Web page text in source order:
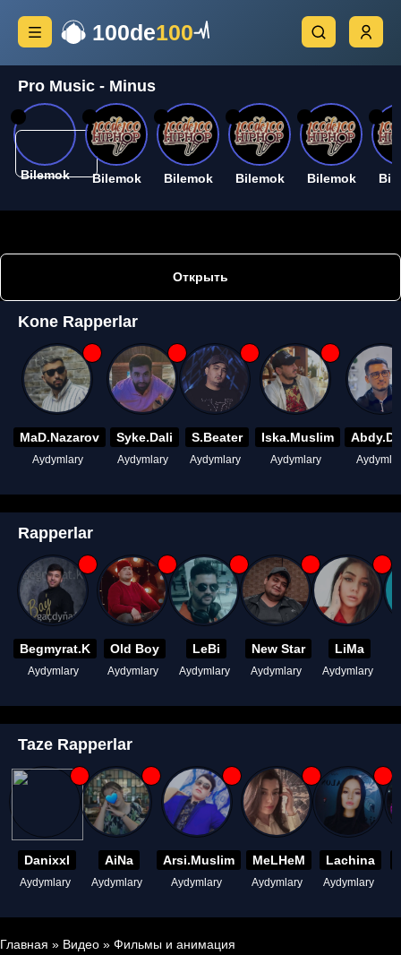
100de100
Pro Music - Minus
Bilemok Bilemok Bilemok Bilemok Bilemok
Открыть
Kone Rapperlar
MaD.Nazarov
Aydymlary
Syke.Dali
Aydymlary
S.Beater
Aydymlary
Iska.Muslim
Aydymlary
Rapperlar
Begmyrat.K
Aydymlary
Old Boy
Aydymlary
LeBi
Aydymlary
New Star
Aydymlary
LiMa
Aydymlary
Taze Rapperlar
Danixxl
Aydymlary
AiNa
Aydymlary
Arsi.Muslim
Aydymlary
MeLHeM
Aydymlary
Lachina
Aydymlary
Главная » Видео » Фильмы и анимация